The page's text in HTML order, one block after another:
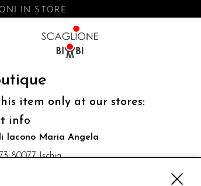
IN STORE
item only at our stores:
info
Iacono Maria Angela
80077 Ischia